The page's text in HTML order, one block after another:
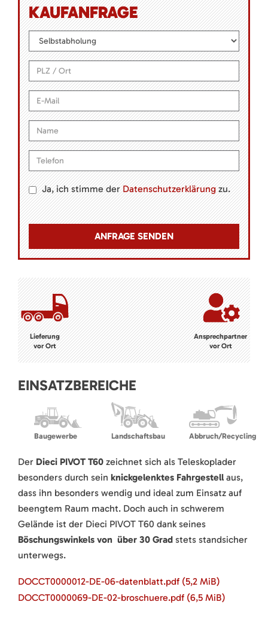
KAUFANFRAGE
Ja, ich stimme derDatenschutzerklärungzu.
Lieferung
vor Ort
Ansprechpartner
vor Ort
EINSATZBEREICHE
Baugewerbe Landschaftsbau Abbruch/Recycling
Der Dieci PIVOT T60 zeichnet sich als Teleskoplader
besonders durch sein knickgelenktes Fahrgestell aus,
dass ihn besonders wendig und ideal zum Einsatz auf
beengtem Raum macht. Doch auch in schwerem
Gelände ist der Dieci PIVOT T60 dank seines
Böschungswinkels von über 30 Grad stets standsicher
unterwegs.
DOCCT0000012-DE-06-datenblatt.pdf (5,2 MiB)
DOCCT0000069-DE-02-broschuere.pdf (6,5 MiB)